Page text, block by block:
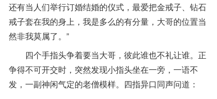
还有当人们举行订婚结婚的仪式，最爱把金戒子、钻石
戒子套在我的身上，我是多么的有分量，大哥的位置当
然非我莫属了。”
四个手指头争着要当大哥，彼此谁也不礼让谁。正
争得不可开交时，突然发现小指头坐在一旁，一语不
发，一副神闲气定的老僧模样。四指异口同声问道：